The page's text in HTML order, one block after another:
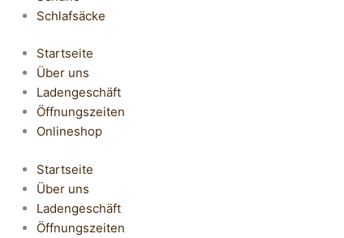
Schlafsäcke
Startseite
Über uns
Ladengeschäft
Öffnungszeiten
Onlineshop
Startseite
Über uns
Ladengeschäft
Öffnungszeiten